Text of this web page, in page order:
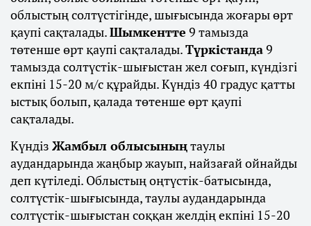
облыстың солтүстігінде, шығысында жоғары өрт
қаупі сақталады.Шымкентте 9 тамызда
төтенше өрт қаупі сақталады.Түркістанда9
тамызда солтүстік-шығыстан жел соғып, күндізгі
екпіні 15-20 м/с құрайды. Күндіз 40 градус қатты
ыстық болып, қалада төтенше өрт қаупі
сақталады.
Күндіз Жамбыл облысыныңтаулы
аудандарында жаңбыр жауып, найзағай ойнайды
деп күтіледі. Облыстың оңтүстік-батысында,
солтүстік-шығысында, таулы аудандарында
солтүстік-шығыстан соққан желдің екпіні 15-20